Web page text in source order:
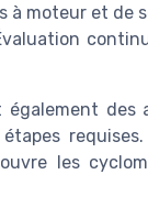
à moteur et de
également
les